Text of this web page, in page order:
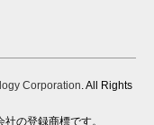
Corporation . All Rights
の登録商標です。